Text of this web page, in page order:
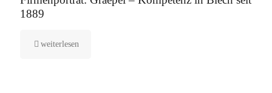
1889
weiterlesen